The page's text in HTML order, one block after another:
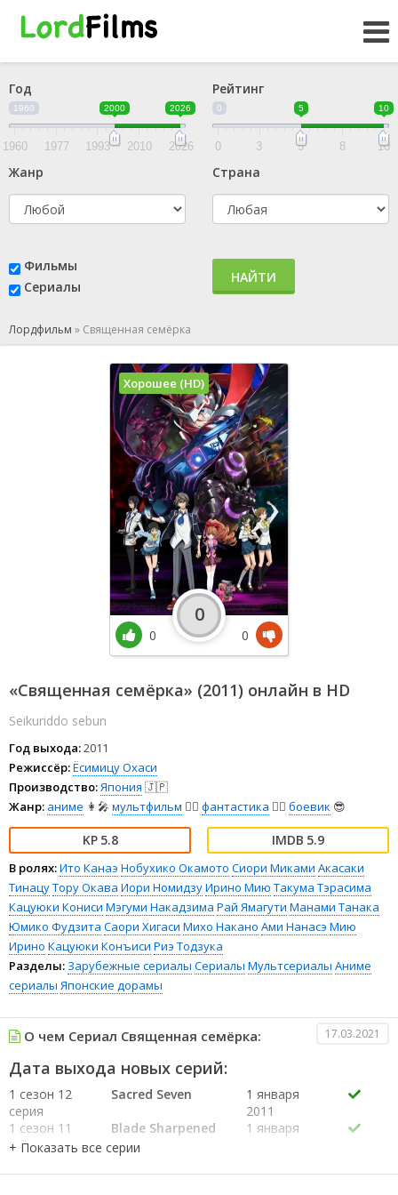
Год
1960 2000 2026
1960 1977 1993 2010 2026
Рейтинг
0 5 10
0 3 5 8 10
Жанр Страна
Фильмы
Сериалы
НАЙТИ
Лордфильм » Священная семёрка
«Священная семёрка» (2011) онлайн в HD
Seikuriddo sebun
Год выхода:2011
Режиссёр:Ёсимицу Охаси
Производство:Япония 🇯🇵
Жанр: аниме 👩‍🎤 мультфильм 🧚‍♀️ фантастика 🧙‍♀️ боевик 😎
5.8 5.9
В ролях:Ито Канаэ Нобухико Окамото Сиори Миками Акасаки
ТинацуТору Окава Иори НомидзуИрино Мию Такума Тэрасима
Кацуюки Кониси Мэгуми Накадзима Рай Ямагути Манами Танака
Юмико Фудзита Саори Хигаси Михо Накано Ами Нанасэ Мию
Ирино Кацуюки Конъиси Риэ Тодзука
Разделы: Зарубежные сериалы Сериалы Мультсериалы Аниме
сериалы Японские дорамы
Хорошее (HD)
0
0
0
О чем Сериал Священная семёрка: 17.03.2021
Дата выхода новых серий:
1 сезон 12
серия
Sacred Seven
1 января
2011
1 сезон 11
серия
Blade Sharpened
1 января
серия
Aoi's Memory
2011